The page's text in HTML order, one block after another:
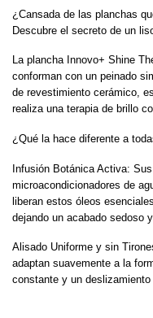
¿Cansada de las planchas
Descubre el secreto de un
La plancha Innovo+ Shine
conforman con un peinado
de revestimiento cerámico,
realiza una terapia de brillo
¿Qué la hace diferente a
Infusión Botánica Activa:
microacondicionadores de
liberan estos óleos
dejando un acabado sedoso
Alisado Uniforme y sin
adaptan suavemente a la
constante y un